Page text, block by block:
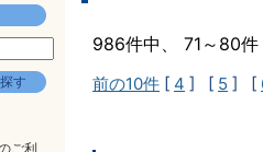
す
ご利
986件中、 71～80
前の10件 [ 4 ] [ 5 ] [